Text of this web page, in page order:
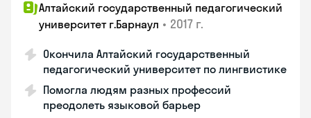
Алтайский государственный педагогический
университет г.Барнаул • 2017 г.
Окончила Алтайский государственный
педагогический университет по лингвистике
Помогла людям разных профессий
преодолеть языковой барьер